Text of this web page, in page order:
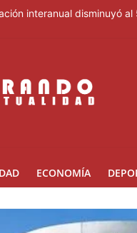
interanual disminuyó
ECONOMÍA